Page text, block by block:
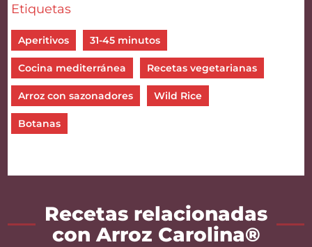
Etiquetas
Aperitivos 31-45 minutos
Cocina mediterránea Recetas vegetarianas
Arroz con sazonadores Wild Rice
Botanas
Recetas relacionadas
con Arroz Carolina®